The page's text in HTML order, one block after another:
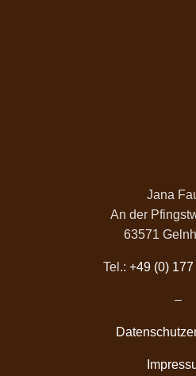
Jana
An der
63571
Tel.: +49 (0)
–